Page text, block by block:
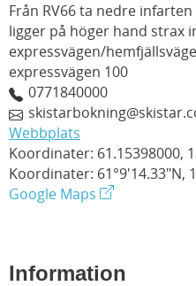
Från RV66 ta nedre
ligger på höger hand strax
expressvägen/
expressvägen 100
0771840000
Webbplats
Koordinater: 61.15398000,
Koordinater: 61°9'14.33"N,
Google Maps
Information